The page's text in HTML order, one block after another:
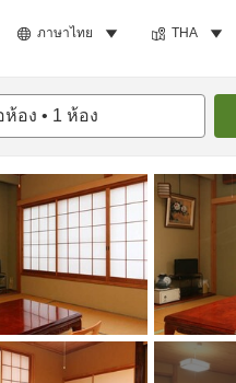
ภาษาไทย THA
ห้อง • 1 ห้อง